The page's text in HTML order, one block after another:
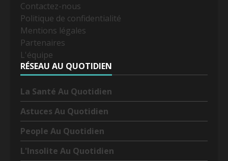
Contactez-nous
Politique de confidentialité
Mentions légales
Partenaires
L'équipe
RÉSEAU AU QUOTIDIEN
La Santé Au Quotidien
Astuces Au Quotidien
People Au Quotidien
L'Insolite Au Quotidien